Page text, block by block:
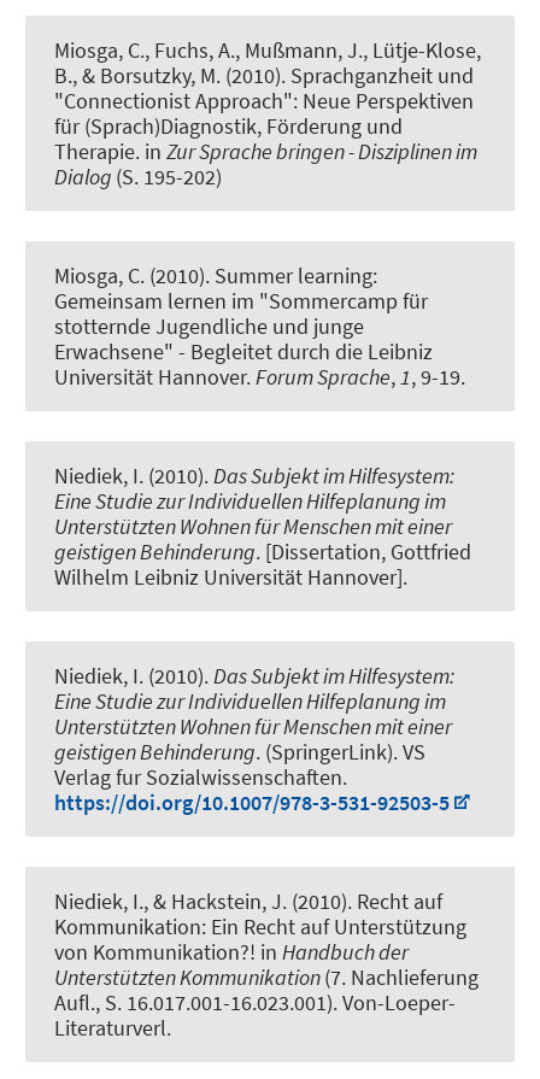
Miosga, C., Fuchs, A., Mußmann, J., Lütje-Klose,
B., & Borsutzky, M. (2010). Sprachganzheit und
"Connectionist Approach": Neue Perspektiven
für (Sprach)Diagnostik, Förderung und
Therapie. in Zur Sprache bringen - Disziplinen im
Dialog (S. 195-202)
Miosga, C. (2010). Summer learning:
Gemeinsam lernen im "Sommercamp für
stotternde Jugendliche und junge
Erwachsene" - Begleitet durch die Leibniz
Universität Hannover.Forum Sprache,1, 9-19.
Niediek, I. (2010).Das Subjekt im Hilfesystem:
Eine Studie zur Individuellen Hilfeplanung im
Unterstützten Wohnen für Menschen mit einer
geistigen Behinderung. [Dissertation, Gottfried
Wilhelm Leibniz Universität Hannover].
Niediek, I. (2010).Das Subjekt im Hilfesystem:
Eine Studie zur Individuellen Hilfeplanung im
Unterstützten Wohnen für Menschen mit einer
geistigen Behinderung. (SpringerLink). VS
Verlag fur Sozialwissenschaften.
https://doi.org/10.1007/978-3-531-92503-5
Niediek, I., & Hackstein, J. (2010). Recht auf
Kommunikation: Ein Recht auf Unterstützung
von Kommunikation?! in Handbuch der
Unterstützten Kommunikation(7. Nachlieferung
Aufl., S. 16.017.001-16.023.001). Von-Loeper-
Literaturverl.